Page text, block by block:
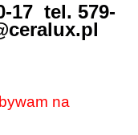
17 tel. 579-
na